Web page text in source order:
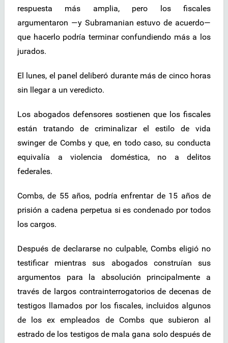
respuesta más amplia, pero los fiscales
argumentaron —y Subramanian estuvo de acuerdo—
que hacerlo podría terminar confundiendo más a los
jurados.
El lunes, el panel deliberó durante más de cinco horas
sin llegar a un veredicto.
Los abogados defensores sostienen que los fiscales
están tratando de criminalizar el estilo de vida
swinger de Combs y que, en todo caso, su conducta
equivalía a violencia doméstica, no a delitos
federales.
Combs, de 55 años, podría enfrentar de 15 años de
prisión a cadena perpetua si es condenado por todos
los cargos.
Después de declararse no culpable, Combs eligió no
testificar mientras sus abogados construían sus
argumentos para la absolución principalmente a
través de largos contrainterrogatorios de decenas de
testigos llamados por los fiscales, incluidos algunos
de los ex empleados de Combs que subieron al
estrado de los testigos de mala gana solo después de